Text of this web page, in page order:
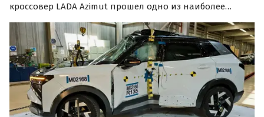
кроссовер LADA Azimut прошел одно из наиболее
боковой удар о столб. По итогам теста новая модель
показала высокий уровень защиты водителя,
сообщили «Автоновостям дня» в пресс-службе
«АвтоВАЗа».